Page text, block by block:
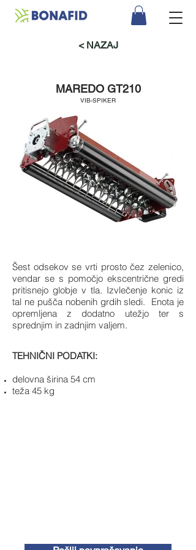
< NAZAJ
MAREDO GT210
VIB-SPIKER
Šest odsekov se vrti prosto čez zelenico,
vendar se s pomočjo ekscentrične gredi
pritisnejo globje v tla. Izvlečenje konic iz
tal ne pušča nobenih grdih sledi. Enota je
opremljena z dodatno utežjo ter s
sprednjim in zadnjim valjem.
TEHNIČNI PODATKI:
delovna širina 54 cm
teža 45 kg